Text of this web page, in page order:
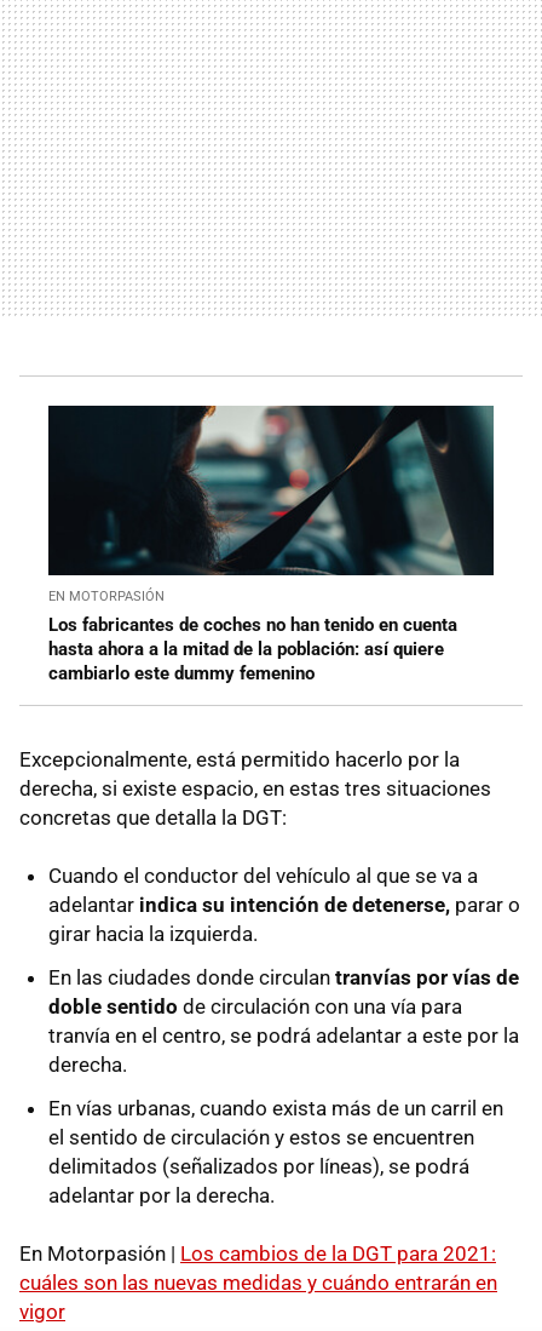
EN MOTORPASIÓN
Los fabricantes de coches no han tenido en cuenta
hasta ahora a la mitad de la población: así quiere
cambiarlo este dummy femenino
Excepcionalmente, está permitido hacerlo por la
derecha, si existe espacio, en estas tres situaciones
concretas que detalla la DGT:
Cuando el conductor del vehículo al que se va a
adelantar indica su intención de detenerse, parar o
girar hacia la izquierda.
En las ciudades donde circulan tranvías por vías de
doble sentido de circulación con una vía para
tranvía en el centro, se podrá adelantar a este por la
derecha.
En vías urbanas, cuando exista más de un carril en
el sentido de circulación y estos se encuentren
delimitados (señalizados por líneas), se podrá
adelantar por la derecha.
En Motorpasión | Los cambios de la DGT para 2021:
cuáles son las nuevas medidas y cuándo entrarán en
vigor